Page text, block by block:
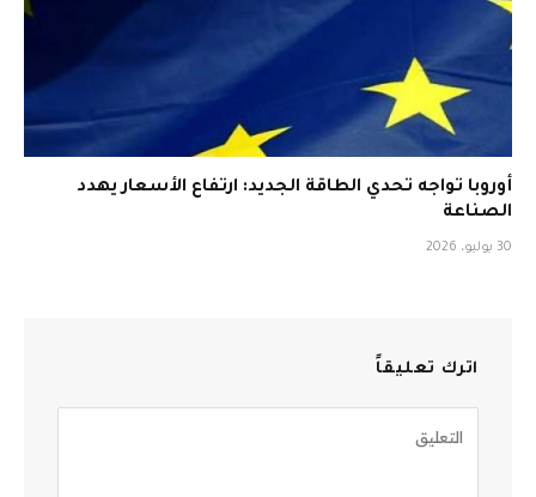
أوروبا تواجه تحدي الطاقة الجديد: ارتفاع الأسعار يهدد
الصناعة
30 يوليو، 2026
اترك تعليقاً